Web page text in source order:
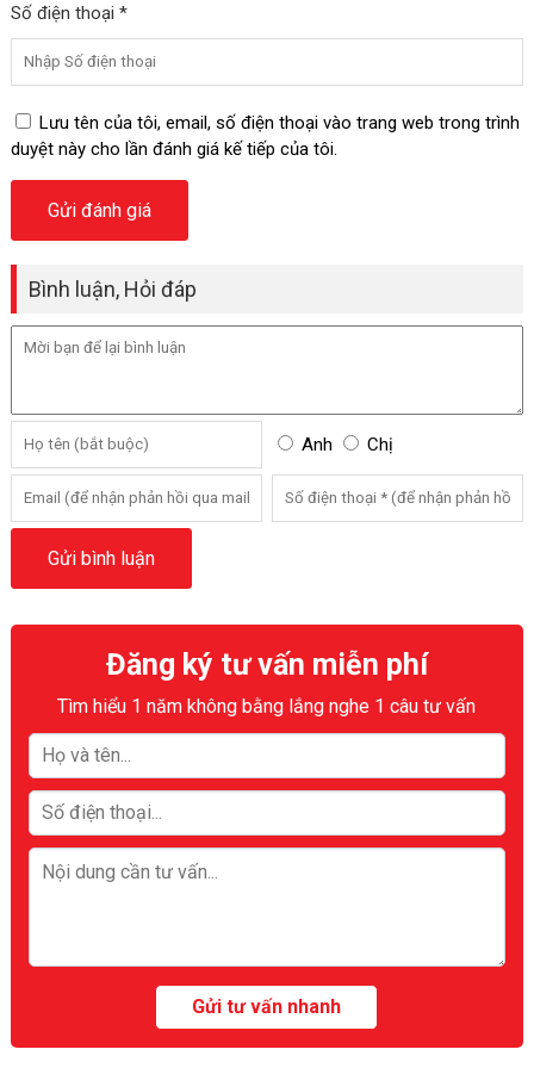
Số điện thoại *
Lưu tên của tôi, email, số điện thoại vào trang web trong trình
duyệt này cho lần đánh giá kế tiếp của tôi.
Bình luận, Hỏi đáp
Anh Chị
Đăng ký tư vấn miễn phí
Tìm hiểu 1 năm không bằng lắng nghe 1 câu tư vấn